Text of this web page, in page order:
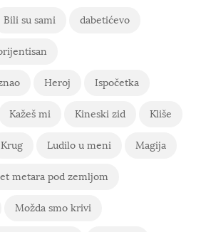
Bili su sami dabetićevo
Heroj Ispočetka
Kažeš mi Kineski zid Kliše
Krug Ludilo u meni Magija
metara pod zemljom
Možda smo krivi